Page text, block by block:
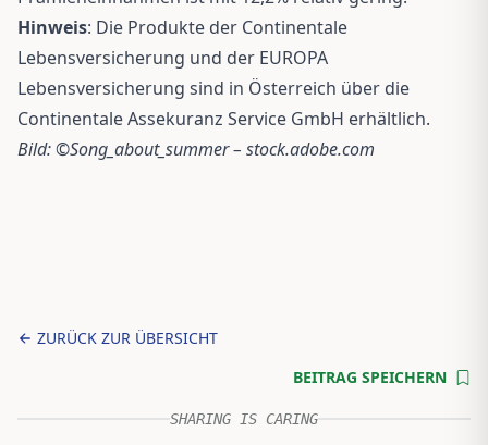
Hinweis: Die Produkte der Continentale
Lebensversicherung und der EUROPA
Lebensversicherung sind in Österreich über die
Continentale Assekuranz Service GmbH erhältlich.
Bild: ©Song_about_summer – stock.adobe.com
ZURÜCK ZUR ÜBERSICHT
BEITRAG SPEICHERN
SHARING IS CARING